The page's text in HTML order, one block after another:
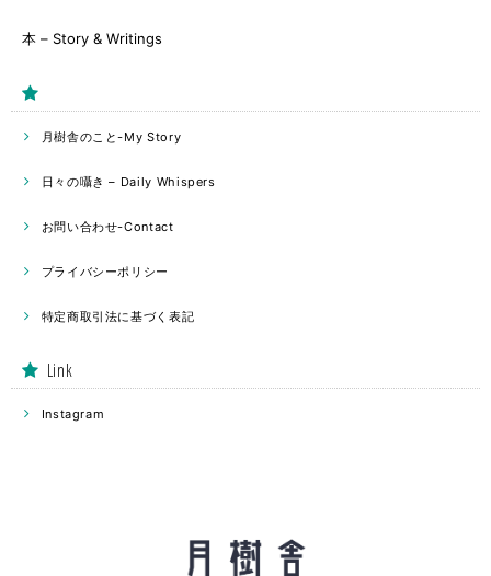
本 – Story & Writings
月樹舎のこと-My Story
日々の囁き – Daily Whispers
お問い合わせ-Contact
プライバシーポリシー
特定商取引法に基づく表記
Link
Instagram